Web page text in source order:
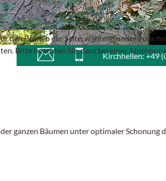
Kirchhellen: +49
ganzen Bäumen unter optimaler Schonung
den Betrieb der Seite, während andere uns
Bitte beachten Sie, dass bei einer